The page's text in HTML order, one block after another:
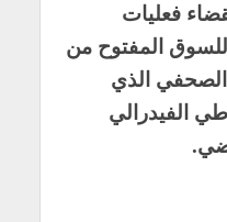
فعليات
للسوق المفتوح من
الصحفي الذي
الفيدرالي